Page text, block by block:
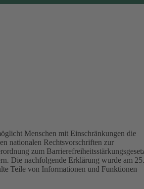
Menschen mit Einschränkungen die
nationalen Rechtsvorschriften zur
zum
Die nachfolgende Erklärung wurde am 25.
Teile von Informationen und Funktionen